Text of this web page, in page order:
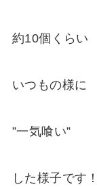
約10個くらい
いつもの様に
”一気喰い”
した様子です